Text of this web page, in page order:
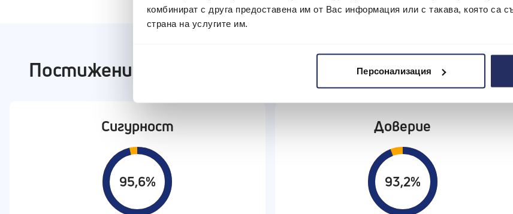
комбинират с друга предоставена им от Вас информация или с такава, която са
страна на услугите им.
Персонализация
Постижения
Сигурност
95,6%
Доверие
93,2%